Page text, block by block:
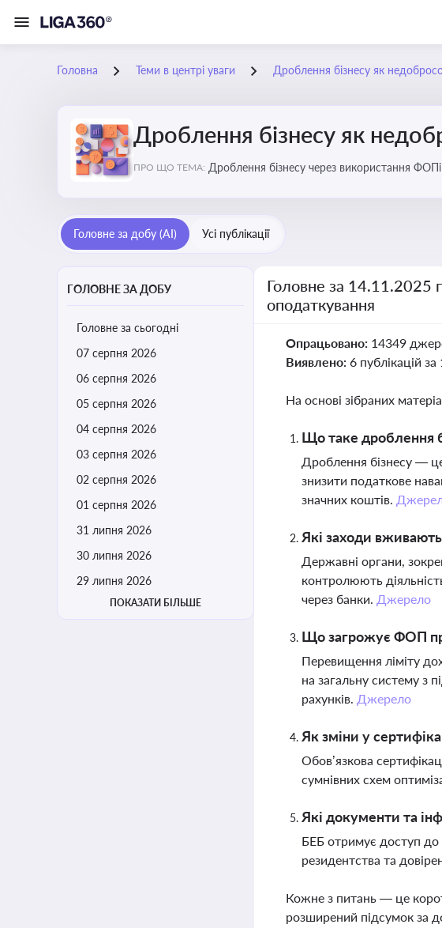
Головна Теми в центрі уваги Дроблення бізнесу як
Дроблення бізнесу як
ПРО ЩО ТЕМА: Дроблення бізнесу через використання
Головне за добу (AI) Усі публікації
ГОЛОВНЕ ЗА ДОБУ
Головне за сьогодні
07 серпня 2026
06 серпня 2026
05 серпня 2026
04 серпня 2026
03 серпня 2026
02 серпня 2026
01 серпня 2026
31 липня 2026
30 липня 2026
29 липня 2026
ПОКАЗАТИ БІЛЬШЕ
Головне за 14.11.2025
оподаткування
Опрацьовано: 14349
Виявлено: 6 публікацій
На основі зібраних
Що таке дроблення
Дроблення бізнесу —
знизити податкове
значних коштів.
Які заходи
Державні органи,
контролюють
через банки. Джерело
Що загрожує ФОП
Перевищення ліміту
на загальну систему з
рахунків. Джерело
Як зміни у
Обов’язкова
сумнівних схем
Які документи та
БЕБ отримує доступ до
резидентства та
Кожне з питань — це
розширений підсумок за